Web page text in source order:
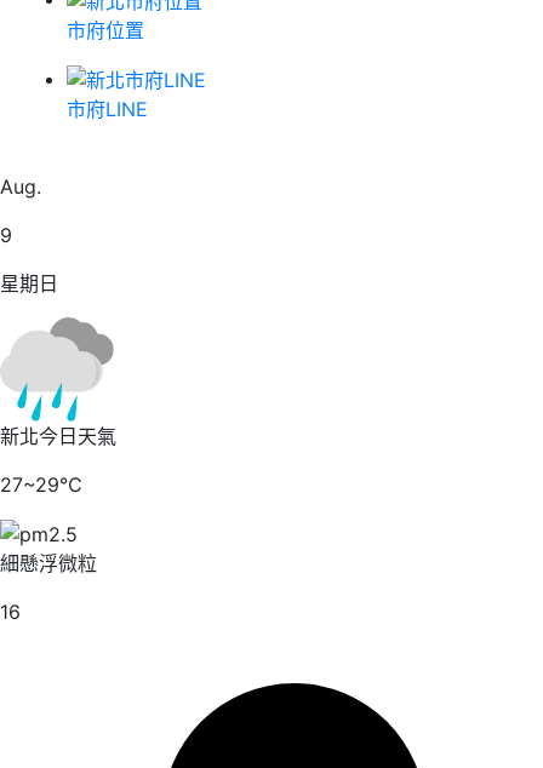
市府位置
市府LINE
Aug.
9
星期日
新北今日天氣
27~29℃
細懸浮微粒
16